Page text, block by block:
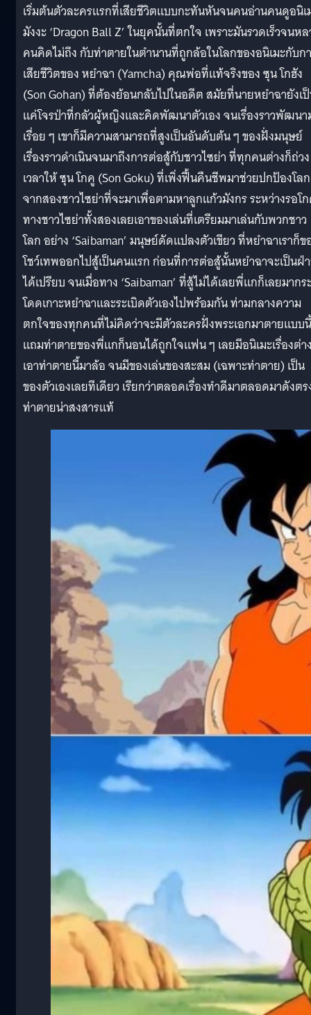
เริ่มต้นตัวละครแรกที่เสียชีวิตแบบกะทันหันจนคนอ่านคนดูอนิเ
มังงะ ‘Dragon Ball Z’ ในยุคนั้นที่ตกใจ เพราะมันรวดเร็วจนห
คนคิดไม่ถึง กับท่าตายในตำนานที่ถูกล้อในโลกของอนิเมะกับก
เสียชีวิตของ หยำฉา (Yamcha) คุณพ่อที่แท้จริงของ ซุน โกฮัง
(Son Gohan) ที่ต้องย้อนกลับไปในอดีต สมัยที่นายหยำฉายังเ
แค่โจรป่าที่กลัวผู้หญิงและคิดพัฒนาตัวเอง จนเรื่องราวพัฒนา
เรื่อย ๆ เขาก็มีความสามารถที่สูงเป็นอันดับต้น ๆ ของฝั่งมนุษย์
เรื่องราวดำเนินจนมาถึงการต่อสู้กับชาวไซย่า ที่ทุกคนต่างก็ถ่วง
เวลาให้ ซุน โกคู (Son Goku) ที่เพิ่งฟื้นคืนชีพมาช่วยปกป้องโลก
จากสองชาวไซย่าที่จะมาเพื่อตามหาลูกแก้วมังกร ระหว่างรอโ
ทางชาวไซย่าทั้งสองเลยเอาของเล่นที่เตรียมมาเล่นกับพวกชาว
โลก อย่าง ‘Saibaman’ มนุษย์ดัดแปลงตัวเขียว ที่หยำฉาเราก็ข
โชว์เทพออกไปสู้เป็นคนแรก ก่อนที่การต่อสู้นั้นหยำฉาจะเป็นฝ่
ได้เปรียบ จนเมื่อทาง ‘Saibaman’ ที่สู้ไม่ได้เลยพี่แกก็เลยมากร
โดดเกาะหยำฉาและระเบิดตัวเองไปพร้อมกัน ท่ามกลางความ
ตกใจของทุกคนที่ไม่คิดว่าจะมีตัวละครฝั่งพระเอกมาตายแบบนี้
แถมท่าตายของพี่แกก็นอนได้ถูกใจแฟน ๆ เลยมีอนิเมะเรื่องต่า
เอาท่าตายนี้มาล้อ จนมีของเล่นของสะสม (เฉพาะท่าตาย) เป็น
ของตัวเองเลยทีเดียว เรียกว่าตลอดเรื่องทำดีมาตลอดมาดังต
ท่าตายน่าสงสารแท้